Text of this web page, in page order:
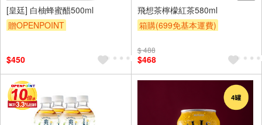
[皇廷] 白柚蜂蜜醋500ml
贈OPENPOINT
$450
飛想茶檸檬紅茶580ml
箱購(699免基本運費)
贈$200
$ 488
$468